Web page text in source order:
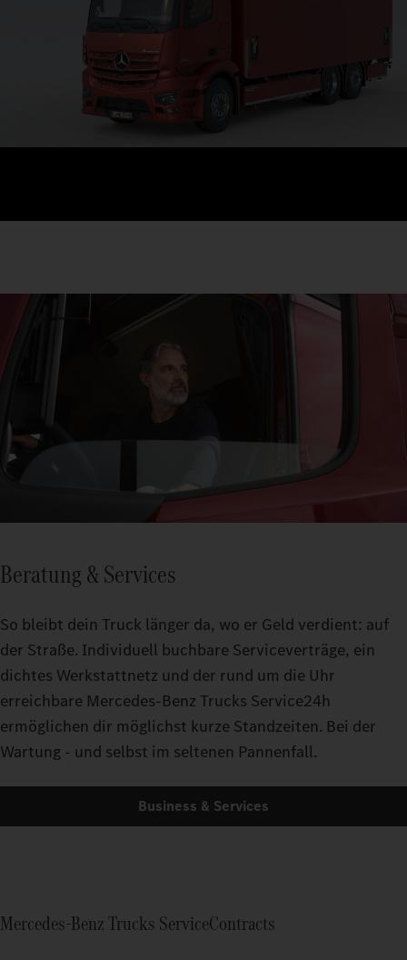
Beratung & Services
So bleibt dein Truck länger da, wo er Geld verdient: auf
der Straße. Individuell buchbare Serviceverträge, ein
dichtes Werkstattnetz und der rund um die Uhr
erreichbare Mercedes-Benz Trucks Service24h
ermöglichen dir möglichst kurze Standzeiten. Bei der
Wartung - und selbst im seltenen Pannenfall.
Business & Services
Mercedes‑Benz Trucks ServiceContracts